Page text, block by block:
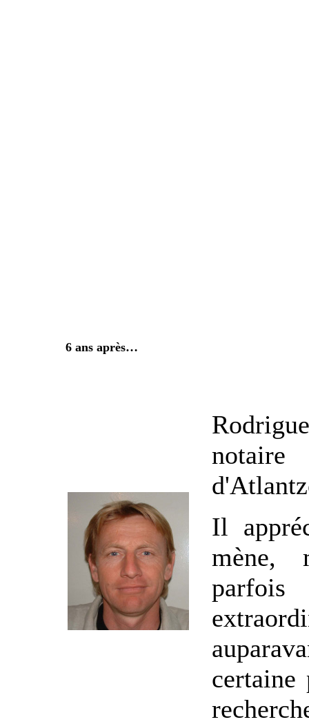
6 ans après…
Il
mène,
parfois
certaine